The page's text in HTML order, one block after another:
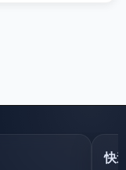
快